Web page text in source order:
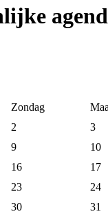
Zondag
2
3
9
10
16
17
23
24
30 31